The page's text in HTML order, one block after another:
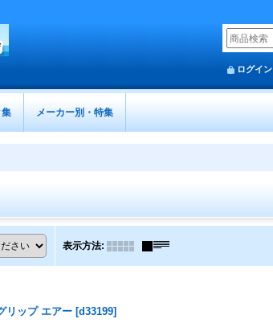
ログイン
集 メーカー別・特集
表示方法:
リップ エアー [d33199]